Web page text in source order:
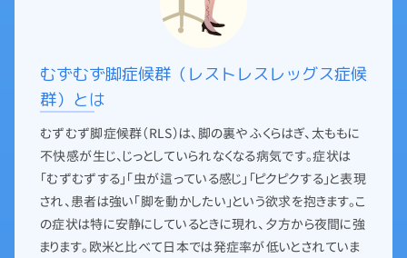
むずむず脚症候群（レストレスレッグス症候
群）とは
むずむず脚症候群（RLS）は、脚の裏やふくらはぎ、太ももに
不快感が生じ、じっとしていられなくなる病気です。症状は
「むずむずする」「虫が這っている感じ」「ピクピクする」と表現
され、患者は強い「脚を動かしたい」という欲求を抱きます。こ
の症状は特に安静にしているときに現れ、夕方から夜間に強
まります。欧米と比べて日本では発症率が低いとされていま